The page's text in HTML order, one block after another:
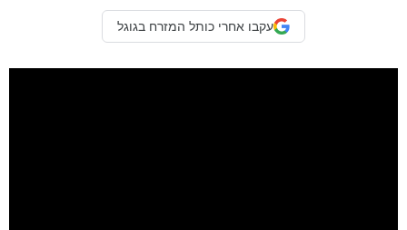
עקבו אחרי כותל המזרח בגוגל